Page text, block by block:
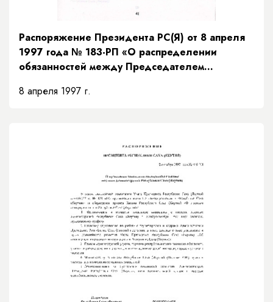
Распоряжение Президента РС(Я) от 8 апреля
1997 года № 183-РП «О распределении
обязанностей между Председателем
Правительства Республики Саха (Якутия) и
8 апреля 1997 г.